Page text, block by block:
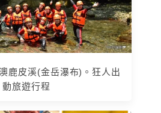
鹿皮溪(金岳瀑布)。狂人出
動旅遊行程